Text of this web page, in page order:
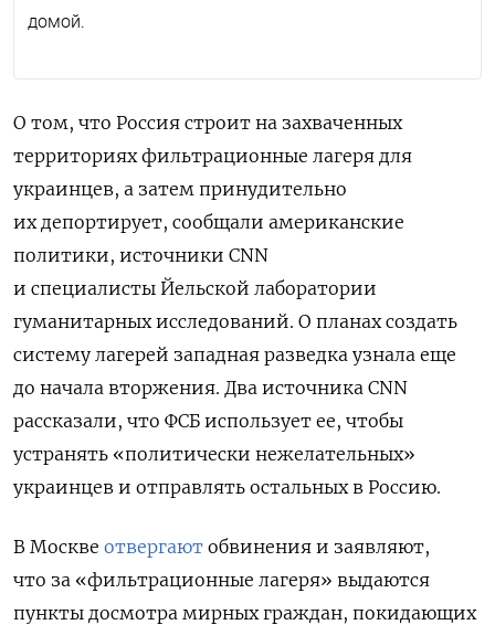
домой.
О том, что Россия строит на захваченных
территориях фильтрационные лагеря для
украинцев, а затем принудительно
их депортирует, сообщали американские
политики, источники CNN
и специалисты Йельской лаборатории
гуманитарных исследований. О планах создать
систему лагерей западная разведка узнала еще
до начала вторжения. Два источника CNN
рассказали, что ФСБ использует ее, чтобы
устранять «политически нежелательных»
украинцев и отправлять остальных в Россию.
В Москве отвергают обвинения и заявляют,
что за «фильтрационные лагеря» выдаются
пункты досмотра мирных граждан, покидающих